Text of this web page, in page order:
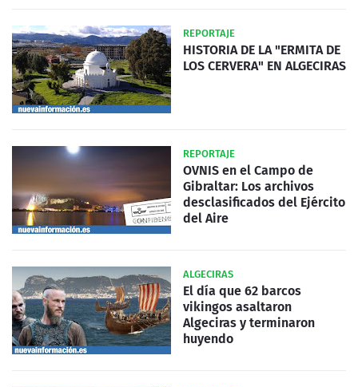
REPORTAJE
HISTORIA DE LA "ERMITA DE
LOS CERVERA" EN ALGECIRAS
REPORTAJE
OVNIS en el Campo de
Gibraltar: Los archivos
desclasificados del Ejército
del Aire
ALGECIRAS
El día que 62 barcos
vikingos asaltaron
Algeciras y terminaron
huyendo